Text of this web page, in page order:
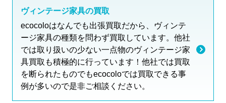
ヴィンテージ家具の買取
ecocoloはなんでも出張買取だから、ヴィンテ
ージ家具の種類を問わず買取しています。他社
では取り扱いの少ない一点物のヴィンテージ家
具買取も積極的に行っています！他社では買取
を断られたものでもecocoloでは買取できる事
例が多いので是非ご相談ください。